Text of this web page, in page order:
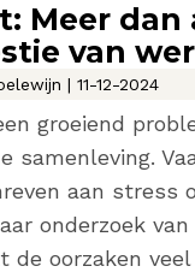
Meer dan
van
| 11-12-2024
groeiend
samenleving.
aan stress
onderzoek van
de oorzaken